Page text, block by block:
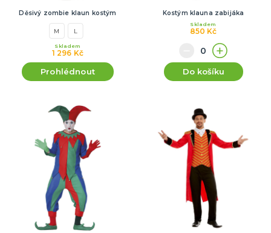
Děsivý zombie klaun kostým
M L
1 296 Kč
Skladem
Prohlédnout
Kostým klauna zabijáka
850 Kč
Skladem
Do košíku